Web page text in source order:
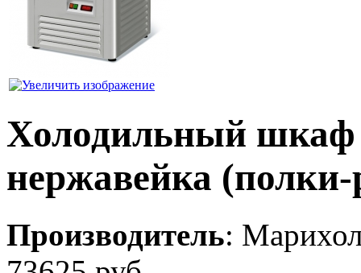
Холодильный шкаф
нержавейка
Производитель: